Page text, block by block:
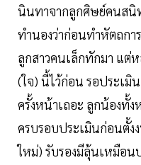
นินทาจากลูกศิษย์คนสนิท
ทำนองว่าก่อนทำหัตถก
ลูกสาวคนเล็กทักมา แต่
(ใจ) นี้ไว้ก่อน รอประเมิ
ครั้งหน้าเถอะ ลูกน้องทั้ง
ครบรอบประเมินก่อนตั้ง
ใหม่) รับรองมีลุ้นเหมือน